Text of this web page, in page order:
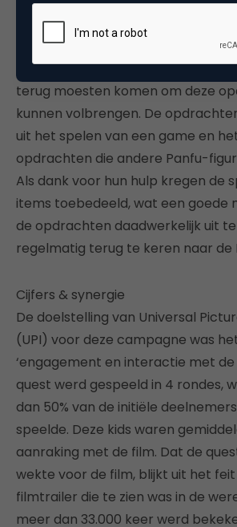
bomen en vroeg hij hen om hulp.
campagneperiode gaf de Lorax
opdrachten. Dat betekent dat kids
terug moesten komen om deze
kunnen volbrengen. De
uit het spelen van een game en
opdrachten die andere Panfu-
Als dank voor hun hulp kregen de
items toebedeeld, wat een goede
de opdrachten daadwerkelijk uit
regelmatig terug te keren naar de
Cijfers & synergie
De doelstelling van Universal
(UPI) voor deze campagne was
‘engagement en interactie met de
quest werd gespeeld in 4 rondes,
dan 50% van de initiële
speelde. Deze kids waren
aanraking met de film. Dat de
wekte voor de film, blijkt uit het
filmtrailer die te zien was in de
meer dan 33.000 keer werd